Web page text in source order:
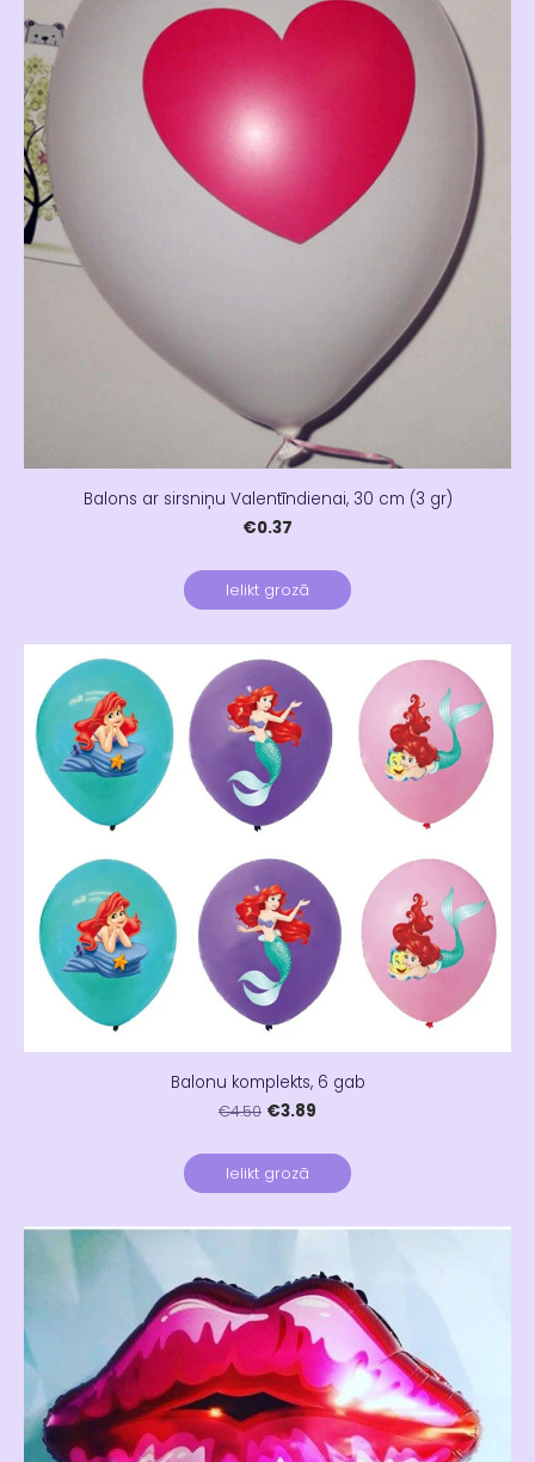
Balons ar sirsniņu Valentīndienai, 30 cm (3 gr)
€0.37
Ielikt grozā
Balonu komplekts, 6 gab
€4.50 €3.89
Ielikt grozā